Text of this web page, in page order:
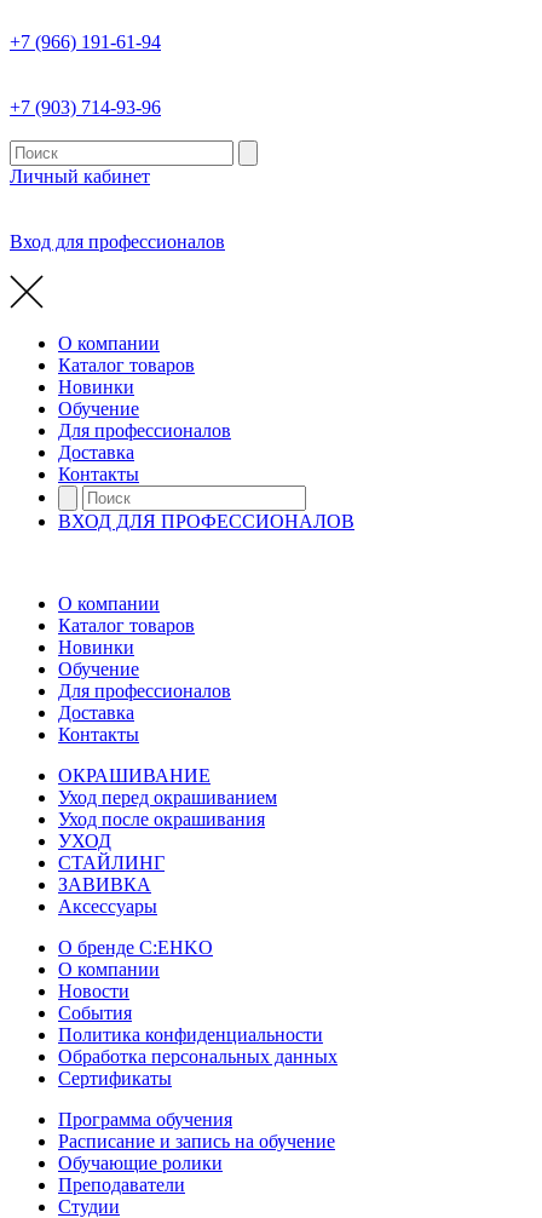
+7 (966) 191-61-94
+7 (903) 714-93-96
Личный кабинет
Вход для профессионалов
О компании
Каталог товаров
Новинки
Обучение
Для профессионалов
Доставка
Контакты
ВХОД ДЛЯ ПРОФЕССИОНАЛОВ
О компании
Каталог товаров
Новинки
Обучение
Для профессионалов
Доставка
Контакты
ОКРАШИВАНИЕ
Уход перед окрашиванием
Уход после окрашивания
УХОД
СТАЙЛИНГ
ЗАВИВКА
Аксессуары
О бренде C:EHKO
О компании
Новости
События
Политика конфиденциальности
Обработка персональных данных
Сертификаты
Программа обучения
Расписание и запись на обучение
Обучающие ролики
Преподаватели
Студии